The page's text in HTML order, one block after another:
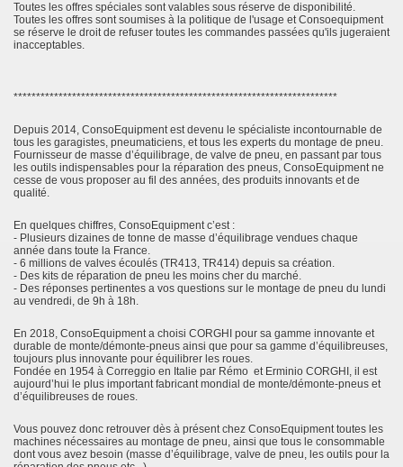
Toutes les offres spéciales sont valables sous réserve de disponibilité.
Toutes les offres sont soumises à la politique de l'usage et Consoequipment
se réserve le droit de refuser toutes les commandes passées qu'ils jugeraient
inacceptables.
************************************************************************
Depuis 2014, ConsoEquipment est devenu le spécialiste incontournable de
tous les garagistes, pneumaticiens, et tous les experts du montage de pneu.
Fournisseur de masse d’équilibrage, de valve de pneu, en passant par tous
les outils indispensables pour la réparation des pneus, ConsoEquipment ne
cesse de vous proposer au fil des années, des produits innovants et de
qualité.
En quelques chiffres, ConsoEquipment c’est :
- Plusieurs dizaines de tonne de masse d’équilibrage vendues chaque
année dans toute la France.
- 6 millions de valves écoulés (TR413, TR414) depuis sa création.
- Des kits de réparation de pneu les moins cher du marché.
- Des réponses pertinentes a vos questions sur le montage de pneu du lundi
au vendredi, de 9h à 18h.
En 2018, ConsoEquipment a choisi CORGHI pour sa gamme innovante et
durable de monte/démonte-pneus ainsi que pour sa gamme d’équilibreuses,
toujours plus innovante pour équilibrer les roues.
Fondée en 1954 à Correggio en Italie par Rémo et Erminio CORGHI, il est
aujourd’hui le plus important fabricant mondial de monte/démonte-pneus et
d’équilibreuses de roues.
Vous pouvez donc retrouver dès à présent chez ConsoEquipment toutes les
machines nécessaires au montage de pneu, ainsi que tous le consommable
dont vous avez besoin (masse d’équilibrage, valve de pneu, les outils pour la